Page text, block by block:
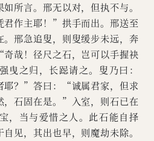
所言。邢无以对，但执不与。
作主耶！”拱手而出。邢送至
。邢急追叟，则叟缓步未远，奔
哉！径尺之石，岂可以手握袂
之归，长跽请之。叟乃曰：
耶？”答曰：“诚属君家，但求
石固在是。”入室，则石已在
，当与爱惜之人。此石能自择
见，其出也早，则魔劫未除。